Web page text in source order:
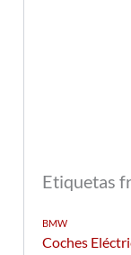
Etiquetas
BMW
Coches